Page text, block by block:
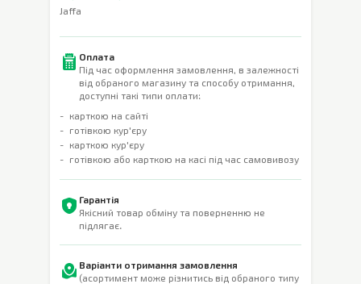
Jaffa
Оплата
Під час оформлення замовлення, в залежності
від обраного магазину та способу отримання,
доступні такі типи оплати:
карткою на сайті
готівкою кур'єру
карткою кур'єру
готівкою або карткою на касі під час самовивозу
Гарантія
Якісний товар обміну та поверненню не
підлягає.
Варіанти отримання замовлення
(асортимент може різнитись від обраного типу